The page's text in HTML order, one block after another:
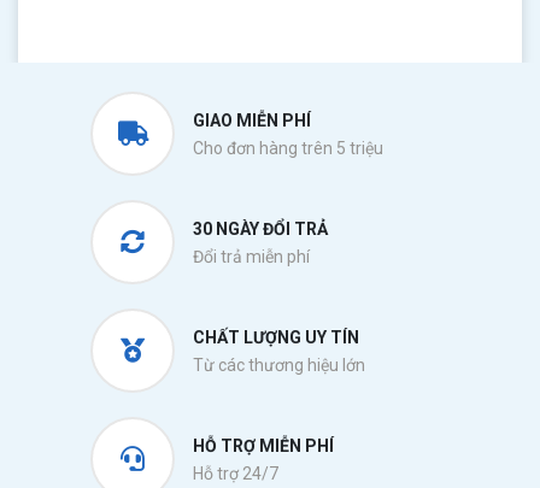
GIAO MIỄN PHÍ
Cho đơn hàng trên 5 triệu
30 NGÀY ĐỔI TRẢ
Đổi trả miễn phí
CHẤT LƯỢNG UY TÍN
Từ các thương hiệu lớn
HỖ TRỢ MIỄN PHÍ
Hỗ trợ 24/7